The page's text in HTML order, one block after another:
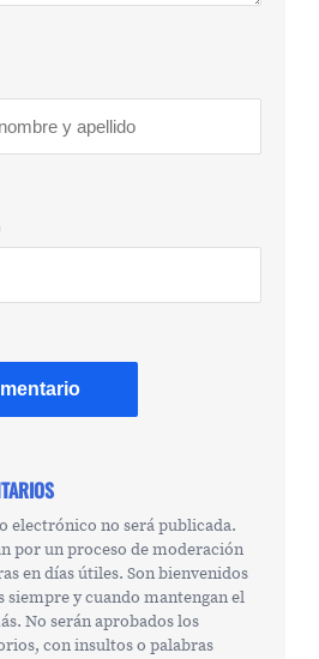
electrónico no será publicada.
por un proceso de moderación
en días útiles. Son bienvenidos
y cuando mantengan el
No serán aprobados los
con insultos o palabras